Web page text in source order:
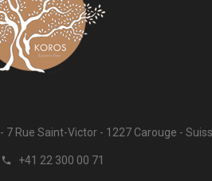
7 Rue Saint-Victor 1227 Carouge
 +41 22 300 00 71